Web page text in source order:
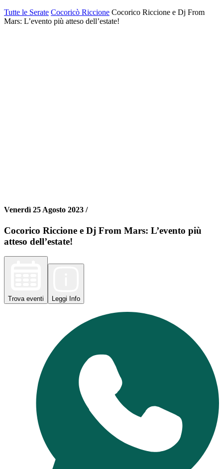
Tutte le Serate Cocoricò Riccione Cocorico Riccione e Dj From
Mars: L’evento più atteso dell’estate!
Venerdì 25 Agosto 2023 /
Cocorico Riccione e Dj From Mars: L’evento più
atteso dell’estate!
Trova eventi Leggi Info